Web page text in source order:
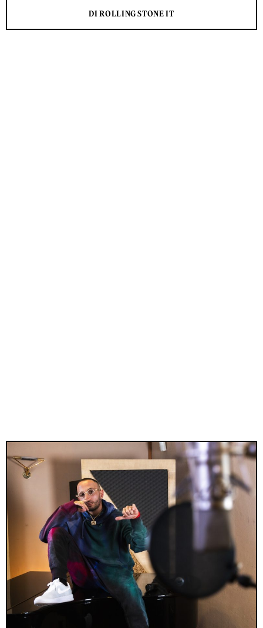
DI ROLLING STONE IT